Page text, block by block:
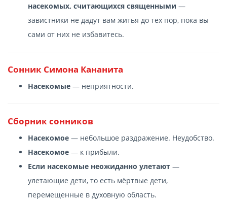
насекомых, считающихся священными —
завистники не дадут вам житья до тех пор, пока вы
сами от них не избавитесь.
Сонник Симона Кананита
Насекомые — неприятности.
Сборник сонников
Насекомое — небольшое раздражение. Неудобство.
Насекомое — к прибыли.
Если насекомые неожиданно улетают —
улетающие дети, то есть мёртвые дети,
перемещенные в духовную область.